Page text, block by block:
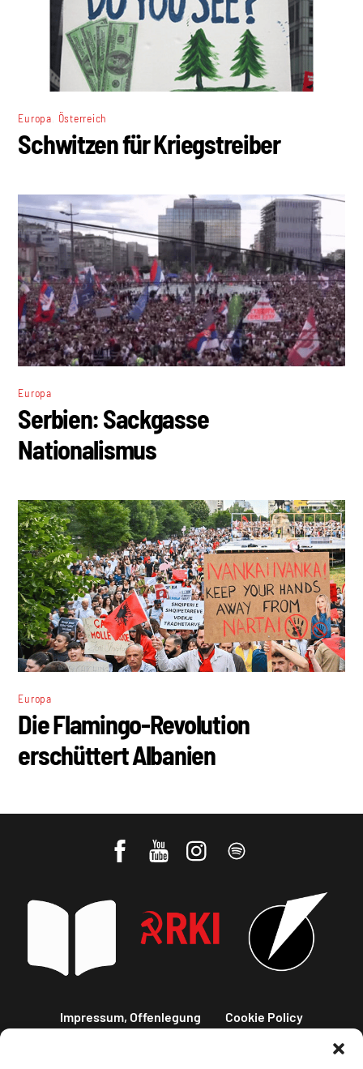
Europa Österreich
Schwitzen für Kriegstreiber
Europa
Serbien: Sackgasse
Nationalismus
Europa
Die Flamingo-Revolution
erschüttert Albanien
Impressum, Offenlegung Cookie Policy